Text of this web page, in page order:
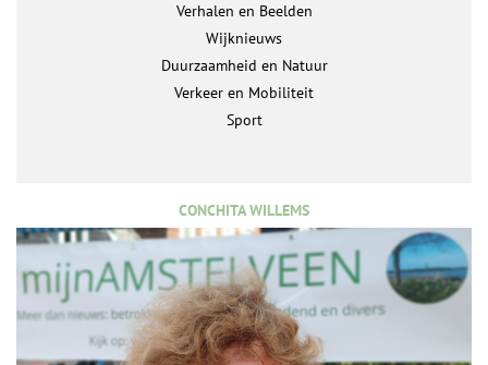
Verhalen en Beelden
Wijknieuws
Duurzaamheid en Natuur
Verkeer en Mobiliteit
Sport
CONCHITA WILLEMS